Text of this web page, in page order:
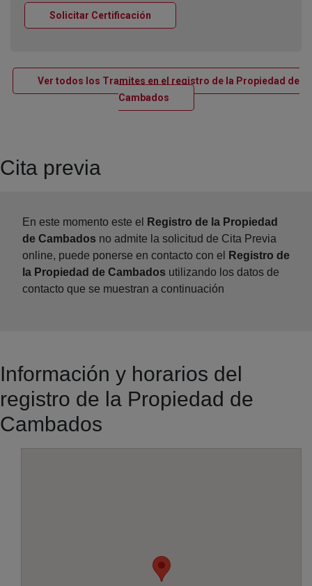
Solicitar Certificación
Ver todos los Tramites en el registro de la Propiedad de
CambadosVentana nueva
Cita previa
En este momento este el
Registro de la Propiedad
de Cambados no admite la solicitud de Cita Previa
online, puede ponerse en contacto con el
Registro de
la Propiedad de Cambados utilizando los datos de
contacto que se muestran a continuación
Información y horarios del
registro de la Propiedad de
Cambados